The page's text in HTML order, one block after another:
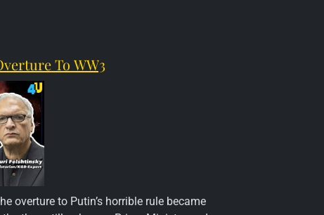
To WW3
overture to Putin’s horrible rule became